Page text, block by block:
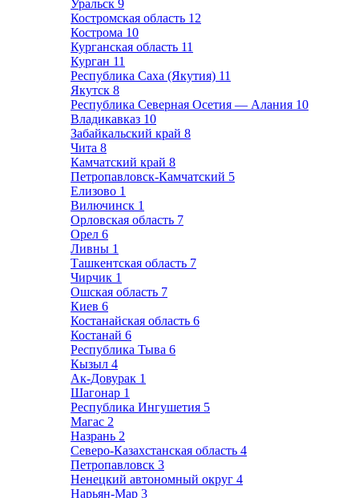
Уральск 9
Костромская область 12
Кострома 10
Курганская область 11
Курган 11
Республика Саха (Якутия) 11
Якутск 8
Республика Северная Осетия — Алания 10
Владикавказ 10
Забайкальский край 8
Чита 8
Камчатский край 8
Петропавловск-Камчатский 5
Елизово 1
Вилючинск 1
Орловская область 7
Орел 6
Ливны 1
Ташкентская область 7
Чирчик 1
Ошская область 7
Киев 6
Костанайская область 6
Костанай 6
Республика Тыва 6
Кызыл 4
Ак-Довурак 1
Шагонар 1
Республика Ингушетия 5
Магас 2
Назрань 2
Северо-Казахстанская область 4
Петропавловск 3
Ненецкий автономный округ 4
Нарьян-Мар 3